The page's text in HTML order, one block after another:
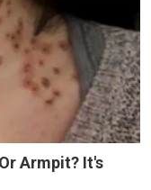
Armpit? It's